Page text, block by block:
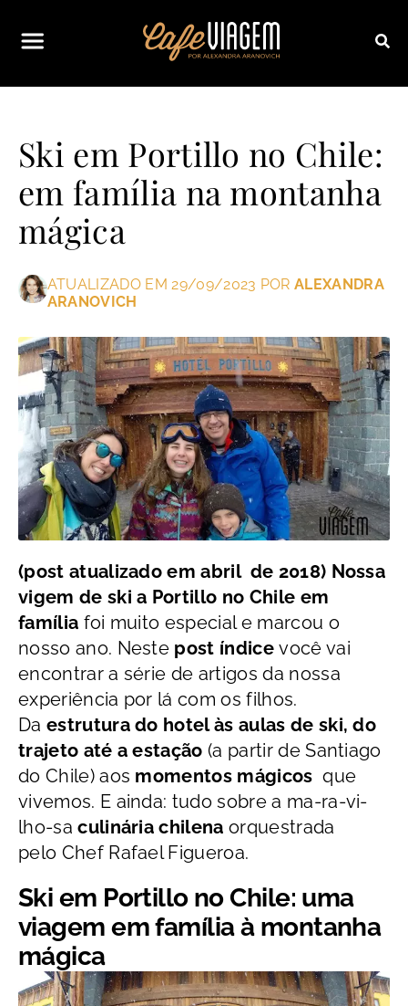
Ski em Portillo no Chile:
em família na montanha
mágica
ATUALIZADO EM 29/09/2023 PORALEXANDRA
ARANOVICH
(post atualizado em abril de 2018) Nossa
vigem de ski a Portillo no Chile em
família foi muito especial e marcou o
nosso ano. Neste post índicevocê vai
encontrar a série de artigos da nossa
experiência por lá com os filhos.
Da estrutura do hotel às aulas de ski, do
trajeto até a estação (a partir de Santiago
do Chile) aos momentos mágicos que
vivemos. E ainda: tudo sobre a ma-ra-vi-
lho-saculinária chilena orquestrada
pelo Chef Rafael Figueroa.
Ski em Portillo no Chile: uma
viagem em família à montanha
mágica